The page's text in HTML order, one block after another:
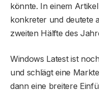
könnte. In einem
konkreter und deutete
zweiten Hälfte des
Windows Latest ist
und schlägt eine
dann eine breitere